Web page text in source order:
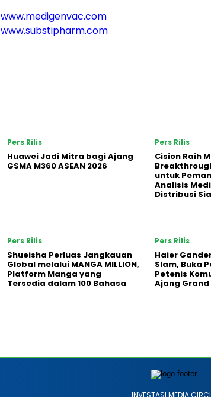
www.medigenvac.com
www.substipharm.com
Pers Rilis
Huawei Jadi Mitra bagi Ajang
GSMA M360 ASEAN 2026
Pers Rilis
Cision Raih
untuk
Analisis
Distribusi
Pers Rilis
Shueisha Perluas Jangkauan
Global melalui MANGA MILLION,
Platform Manga yang
Tersedia dalam 100 Bahasa
Pers Rilis
Haier
Slam, Buka
Petenis
Ajang Grand
INVESTASI MEDIA